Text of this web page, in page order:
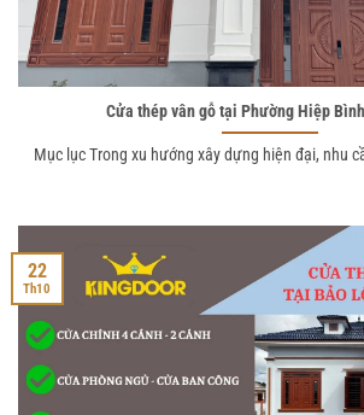
Cửa thép vân gỗ tại Phường Hiệp
Mục lục Trong xu hướng xây dựng hiện đại, nhu
22
Th10